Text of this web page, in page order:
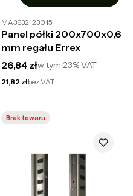
MA3632123015
Panel półki 200x700x0,6
mm regału Errex
Cena brutto
26,84 złw tym23%VAT
Cena netto
21,82 złbez VAT
Brak towaru